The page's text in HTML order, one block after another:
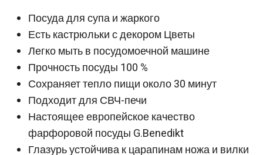
Посуда для супа и жаркого
Есть кастрюльки с декором Цветы
Легко мыть в посудомоечной машине
Прочность посуды 100 %
Сохраняет тепло пищи около 30 минут
Подходит для СВЧ-печи
Настоящее европейское качество
фарфоровой посуды G.Benedikt
Глазурь устойчива к царапинам ножа и вилки